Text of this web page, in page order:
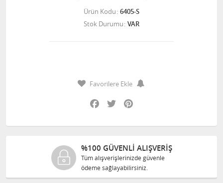
Ürün Kodu 6405-S
Stok Durumu VAR
Favorilere Ekle
Facebook
Twitter
%100 GÜVENLİ ALIŞVERİŞ
Tüm alışverişlerinizde güvenle
ödeme sağlayabilirsiniz.